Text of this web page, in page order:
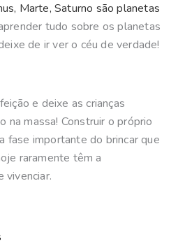
Marte, Saturno são planetas
tudo sobre os planetas
de ir ver o céu de verdade!
e deixe as crianças
na massa! Construir o próprio
fase importante do brincar que
raramente têm a
vivenciar.